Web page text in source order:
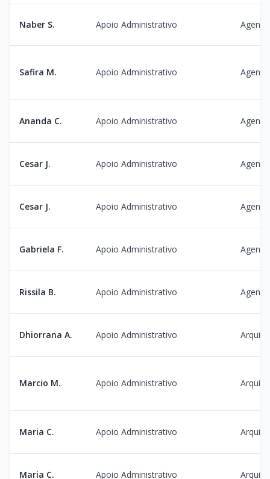
Naber S. Apoio Administrativo
Safira M. Apoio Administrativo
Ananda C. Apoio Administrativo
Cesar J. Apoio Administrativo
Cesar J. Apoio Administrativo
Gabriela F. Apoio Administrativo
Rissila B. Apoio Administrativo
Dhiorrana A. Apoio Administrativo
Marcio M. Apoio Administrativo
Maria C. Apoio Administrativo
Maria C. Apoio Administrativo